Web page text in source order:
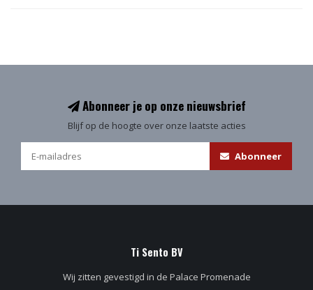
Abonneer je op onze nieuwsbrief
Blijf op de hoogte over onze laatste acties
Abonneer
Ti Sento BV
Wij zitten gevestigd in de Palace Promenade